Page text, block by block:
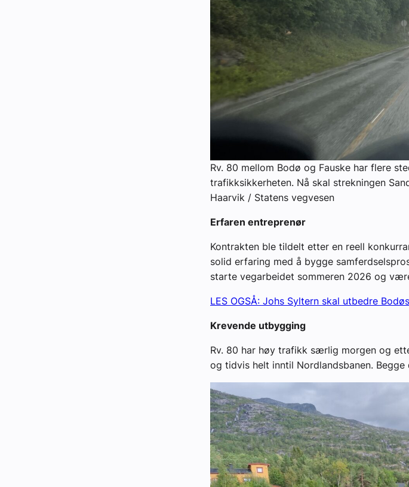
Rv. 80 mellom Bodø og Fauske har flere
trafikksikkerheten. Nå skal strekningen
Haarvik / Statens vegvesen
Erfaren entreprenør
Kontrakten ble tildelt etter en reell
solid erfaring med å bygge
starte vegarbeidet sommeren 2026 og
LES OGSÅ: Johs Syltern skal utbedre
Krevende utbygging
Rv. 80 har høy trafikk særlig morgen og
og tidvis helt inntil Nordlandsbanen.